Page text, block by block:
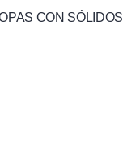
CON SÓLIDOS